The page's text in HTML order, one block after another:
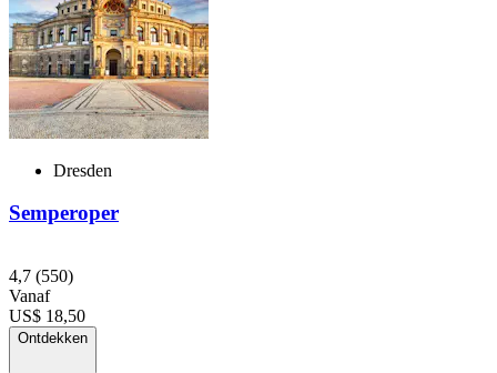
Dresden
Semperoper
4,7 (550)
Vanaf
US$ 18,50
Ontdekken